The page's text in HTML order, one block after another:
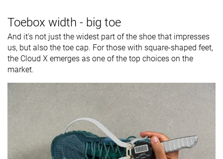
Toebox width - big toe
And it's not just the widest part of the shoe that impresses
us, but also the toe cap. For those with square-shaped feet,
the Cloud X emerges as one of the top choices on the
market.